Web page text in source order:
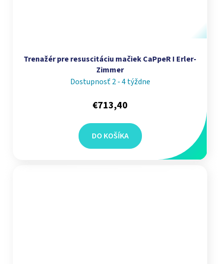
Trenažér pre resuscitáciu mačiek CaPpeR I Erler-
Zimmer
Dostupnosť 2 - 4 týždne
€713,40
DO KOŠÍKA